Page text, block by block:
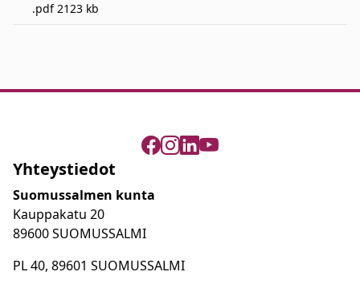
.pdf 2123 kb
Yhteystiedot
Suomussalmen kunta
Kauppakatu 20
89600 SUOMUSSALMI
PL 40, 89601 SUOMUSSALMI